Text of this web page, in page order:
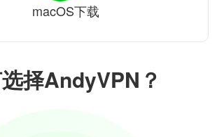
择AndyVPN？
macOS下载